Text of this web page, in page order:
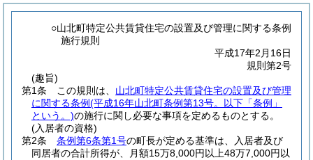
○山北町特定公共賃貸住宅の設置及び管理に関する条例
施行規則
平成17年2月16日
規則第2号
(趣旨)
第1条
この規則は、 山北町特定公共賃貸住宅の設置及び管理
に関する条例(平成16年山北町条例第13号。以下「条例」
という。)の施行に関し必要な事項を定めるものとする。
(入居者の資格)
第2条
条例第6条第1号の町長が定める基準は、入居者及び
同居者の合計所得が、月額15万8,000円以上48万7,000円以